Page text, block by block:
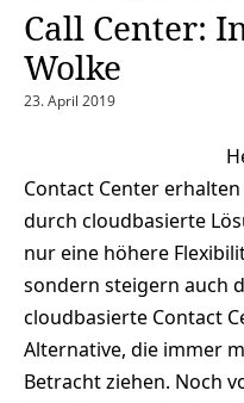
Call Center:
Wolke
23. April 2019
Contact Center
durch cloudbasierte
nur eine höhere
sondern steigern auch
cloudbasierte Contact
Alternative, die immer
Betracht ziehen. Noch